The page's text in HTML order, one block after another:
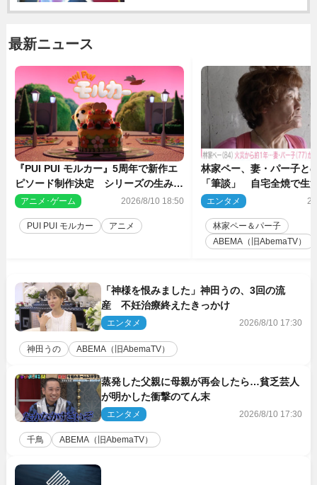
最新ニュース
『PUI PUI モルカー』5周年で新作エ
ピソード制作決定 シリーズの生みの
親・見里朝希監督が復帰
アニメ･ゲーム 2026/8/10 18:50
PUI PUI モルカー アニメ
林家ペー、妻・パー子と
「筆談」 自宅全焼で生
エンタメ
林家ペー＆パー子
ABEMA（旧AbemaTV）
「神様を恨みました」神田うの、3回の流
産 不妊治療終えたきっかけ
エンタメ 2026/8/10 17:30
神田うの ABEMA（旧AbemaTV）
蒸発した父親に母親が再会したら…貧乏芸人
が明かした衝撃のてん末
エンタメ 2026/8/10 17:30
千鳥 ABEMA（旧AbemaTV）